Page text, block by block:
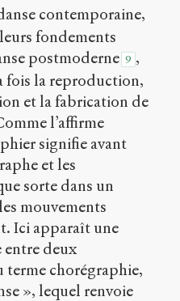
contemporaine,
fondements
postmoderne 9 ,
fois la reproduction,
et la fabrication de
l’affirme
signifie avant
et les
sorte dans un
mouvements
Ici apparaît une
deux
terme chorégraphie,
», lequel renvoie